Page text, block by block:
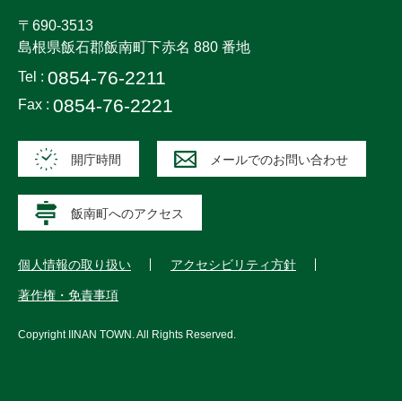
〒690-3513
島根県飯石郡飯南町下赤名 880 番地
Tel : 0854-76-2211
Fax : 0854-76-2221
開庁時間 メールでのお問い合わせ
飯南町へのアクセス
個人情報の取り扱い アクセシビリティ方針
著作権・免責事項
Copyright IINAN TOWN . All Rights Reserved.